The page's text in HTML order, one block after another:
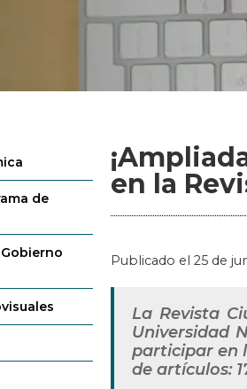
de
en la
Publicado el 25 de
La Revista
Universidad
participar en
de artículos: